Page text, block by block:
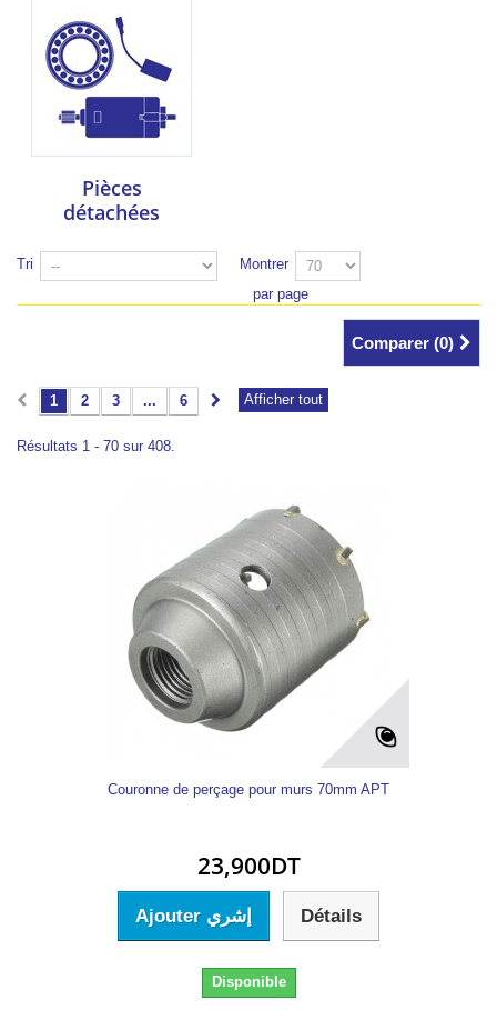
Pièces
détachées
Tri
Montrer
par page
Comparer (0)
Afficher tout
1 2 3 ... 6
Résultats 1 - 70 sur 408.
Couronne de perçage pour murs 70mm APT
23,900DT
Ajouter إشري Détails
Disponible